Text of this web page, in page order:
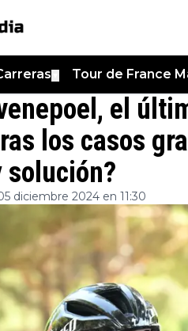
Tour de France
el
los casos
solución?
diciembre 2024 en 11:30